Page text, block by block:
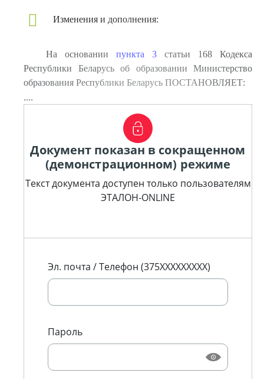
Изменения и дополнения:
На основании пункта 3статьи 168 Кодекса
Республики Беларусь об образовании Министерство
образования Республики Беларусь ПОСТАНОВЛЯЕТ:
....
Документ показан в сокращенном
(демонстрационном) режиме
Текст документа доступен только пользователям
ЭТАЛОН-ONLINE
Эл. почта / Телефон (375XXXXXXXXX)
Пароль